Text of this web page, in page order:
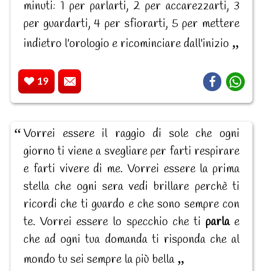
minuti: 1 per parlarti, 2 per accarezzarti, 3
per guardarti, 4 per sfiorarti, 5 per mettere
indietro l'orologio e ricominciare dall'inizio
19
Vorrei essere il raggio di sole che ogni
giorno ti viene a svegliare per farti respirare
e farti vivere di me. Vorrei essere la prima
stella che ogni sera vedi brillare perchè ti
ricordi che ti guardo e che sono sempre con
te. Vorrei essere lo specchio che ti parlae
che ad ogni tua domanda ti risponda che al
mondo tu sei sempre la più bella